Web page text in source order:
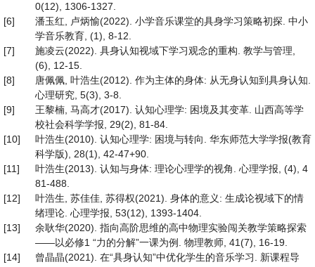
0(12), 1306-1327.
[6]
潘玉红, 卢炳愉(2022). 小学音乐课堂的具身学习策略初探. 中小
学音乐教育, (1), 8-12.
[7]
施凌云(2022). 具身认知视域下学习观念的重构. 教学与管理,
(6), 12-15.
[8]
唐佩佩, 叶浩生(2012). 作为主体的身体: 从无身认知到具身认知.
心理研究, 5(3), 3-8.
[9]
王黎楠, 马高才(2017). 认知心理学: 困境及其变革. 山西高等学
校社会科学学报, 29(2), 81-84.
[10]
叶浩生(2010). 认知心理学: 困境与转向. 华东师范大学学报(教育
科学版), 28(1), 42-47+90.
[11]
叶浩生(2013). 认知与身体: 理论心理学的视角. 心理学报, (4), 4
81-488.
[12]
叶浩生, 苏佳佳, 苏得权(2021). 身体的意义: 生成论视域下的情
绪理论. 心理学报, 53(12), 1393-1404.
[13]
余耿华(2020). 指向高阶思维的高中物理实验闯关教学策略探索
——以必修1 “力的分解”一课为例. 物理教师, 41(7), 16-19.
[14]
曾晶晶(2021). 在“具身认知”中优化学生的音乐学习. 新课程导